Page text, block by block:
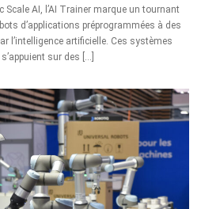
Scale AI, l’AI Trainer marque un tournant
d’applications préprogrammées à des
l’intelligence artificielle. Ces systèmes
sur des […]